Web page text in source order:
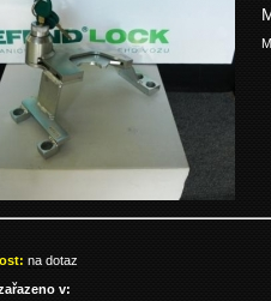
na dotaz
v: